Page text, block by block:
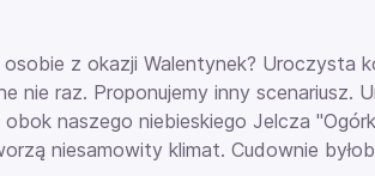
z okazji Walentynek? Uroczysta
nie raz. Proponujemy inny scenariusz.
naszego niebieskiego Jelcza
niesamowity klimat. Cudownie